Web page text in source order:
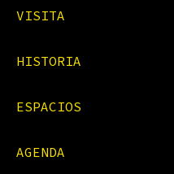
VISITA
HISTORIA
ESPACIOS
AGENDA